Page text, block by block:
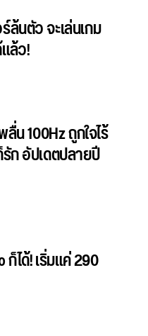
นตัว จะเล่นเกม
ล้ว!
100Hz ถูกใจไร้
ก อัปเดตปลายปี
ได้! เริ่มแค่ 290